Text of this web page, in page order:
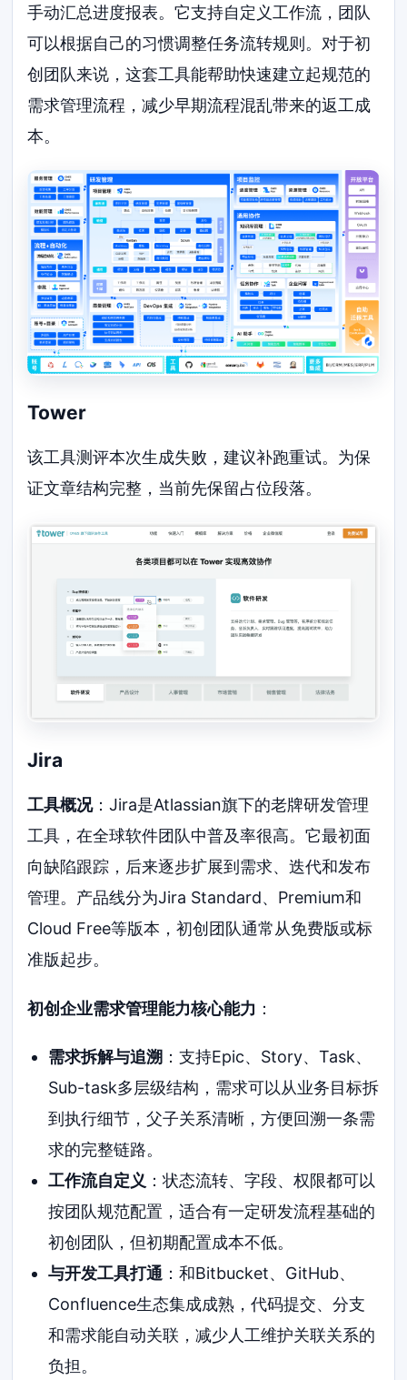
手动汇总进度报表。它支持自定义工作流，团队
可以根据自己的习惯调整任务流转规则。对于初
创团队来说，这套工具能帮助快速建立起规范的
需求管理流程，减少早期流程混乱带来的返工成
本。
Tower
该工具测评本次生成失败，建议补跑重试。为保
证文章结构完整，当前先保留占位段落。
Jira
工具概况：Jira是Atlassian旗下的老牌研发管理
工具，在全球软件团队中普及率很高。它最初面
向缺陷跟踪，后来逐步扩展到需求、迭代和发布
管理。产品线分为Jira Standard、Premium和
Cloud Free等版本，初创团队通常从免费版或标
准版起步。
初创企业需求管理能力核心能力 ：
需求拆解与追溯 ：支持Epic、Story、Task、
Sub-task多层级结构，需求可以从业务目标拆
到执行细节，父子关系清晰，方便回溯一条需
求的完整链路。
工作流自定义 ：状态流转、字段、权限都可以
按团队规范配置，适合有一定研发流程基础的
初创团队，但初期配置成本不低。
与开发工具打通：和Bitbucket、GitHub、
Confluence生态集成成熟，代码提交、分支
和需求能自动关联，减少人工维护关联关系的
负担。